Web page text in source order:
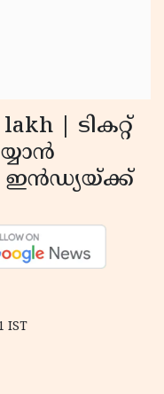
| ടികറ്റ്
ഇന്‍ഡ്യയ്ക്ക്
IST